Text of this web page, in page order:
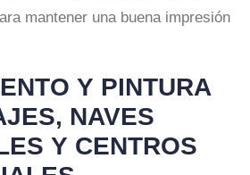
mantener una buena impresión
Y PINTURA
NAVES
Y CENTROS